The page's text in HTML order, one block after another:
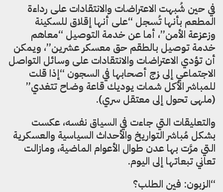
في حين شُبهت الاعتراضات والانتقادات على رداءة
المطعم بأنها تُسجل “على أنها إقلاق للسكينة
وزعزعة الأمن”، أما عن خدمة التوصيل “معاهم
خدمة توصيل بالطقم حق معسكر عشرين”، ويمكن
أن تؤدي الاعتراضات والانتقادات على وسائل التواصل
الاجتماعي إلى زج أصحابها في السجون “إذا قلت
للمباشر الأكل شمات يوديك قاعة وضاح تتغدي”
(ملهى تحول إلى معتقل سري).
والتعليقات التي جاءت في السياق نفسه، عكست
بشكل مُباشر التواريخ والأحداث السياسية والعسكرية
التي مرَّت بها عدن طوال الأعوام الماضية، ومازالت
تعاني تبعاتها إلى اليوم.
“الزبون: فين الطلب؟